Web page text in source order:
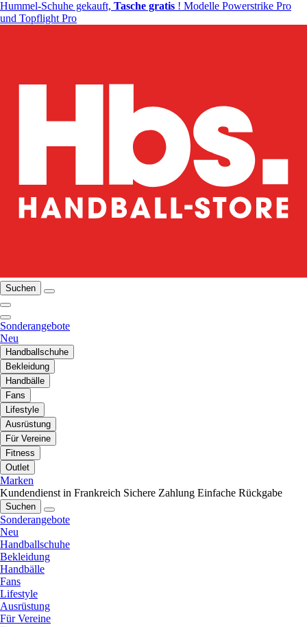
Hummel-Schuhe gekauft, Tasche gratis ! Modelle Powerstrike Pro
und Topflight Pro
Suchen
Sonderangebote
Neu
Handballschuhe
Bekleidung
Handbälle
Fans
Lifestyle
Ausrüstung
Für Vereine
Fitness
Outlet
Marken
Kundendienst in Frankreich Sichere Zahlung Einfache Rückgabe
Suchen
Sonderangebote
Neu
Handballschuhe
Bekleidung
Handbälle
Fans
Lifestyle
Ausrüstung
Für Vereine